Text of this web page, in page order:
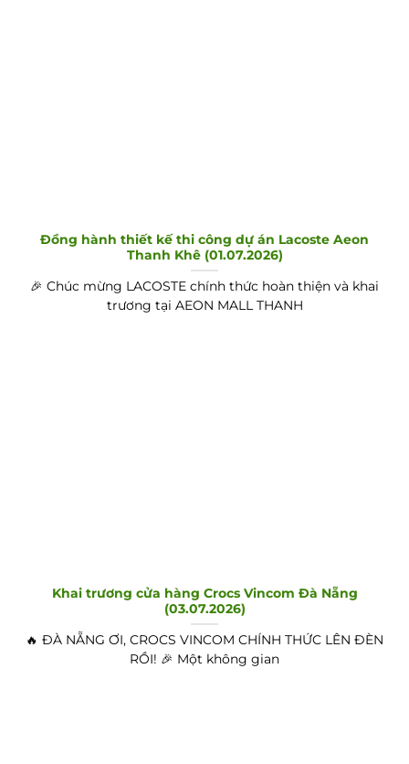
Đồng hành thiết kế thi công dự án Lacoste Aeon
Thanh Khê (01.07.2026)
🎉 Chúc mừng LACOSTE chính thức hoàn thiện và khai
trương tại AEON MALL THANH
Khai trương cửa hàng Crocs Vincom Đà Nẵng
(03.07.2026)
🔥 ĐÀ NẴNG ƠI, CROCS VINCOM CHÍNH THỨC LÊN ĐÈN
RỒI! 🎉 Một không gian